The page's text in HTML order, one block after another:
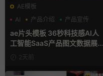
AE模板
AI
产品介绍 产品宣传
ae片头模板 36秒科技感AI人
工智能SaaS产品图文数据展示
宣传视频AE模板
2天前